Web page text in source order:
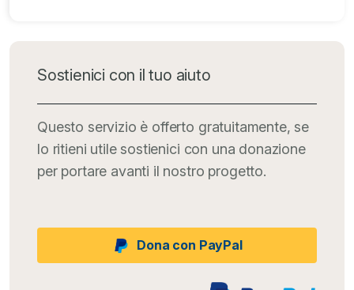
Sostienici con il tuo aiuto
Questo servizio è offerto gratuitamente, se
lo ritieni utile sostienici con una donazione
per portare avanti il nostro progetto.
Dona con PayPal